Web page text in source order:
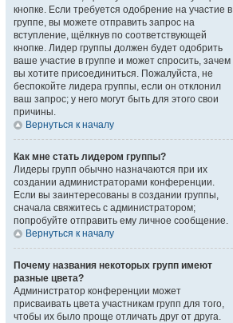
кнопке. Если требуется одобрение на участие в
группе, вы можете отправить запрос на
вступление, щёлкнув по соответствующей
кнопке. Лидер группы должен будет одобрить
ваше участие в группе и может спросить, зачем
вы хотите присоединиться. Пожалуйста, не
беспокойте лидера группы, если он отклонил
ваш запрос; у него могут быть для этого свои
причины.
Вернуться к началу
Как мне стать лидером группы?
Лидеры групп обычно назначаются при их
создании администраторами конференции.
Если вы заинтересованы в создании группы,
сначала свяжитесь с администратором;
попробуйте отправить ему личное сообщение.
Вернуться к началу
Почему названия некоторых групп имеют
разные цвета?
Администратор конференции может
присваивать цвета участникам групп для того,
чтобы их было проще отличать друг от друга.